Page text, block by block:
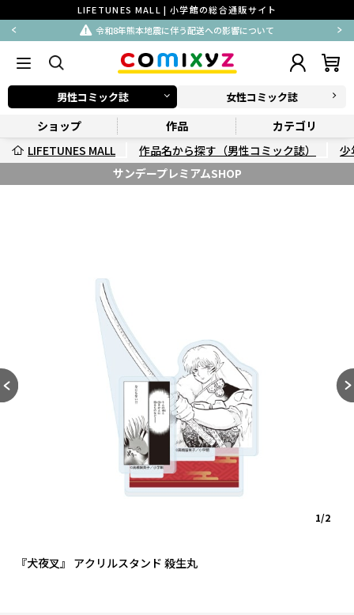
LIFETUNES MALL | 小学館の総合通販サイト
令和8年熊本地震に伴う配送への影響について
男性コミック誌 女性コミック誌
ショップ 作品
カテゴリ
LIFETUNES MALL
作品名から探す（男性コミック誌）
少
サンデープレミアムSHOP
『犬夜叉』 アクリルスタンド 殺生丸
1/2